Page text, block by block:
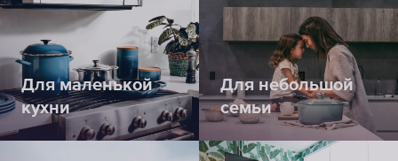
Для маленькой
кухни
Для небольшой
семьи